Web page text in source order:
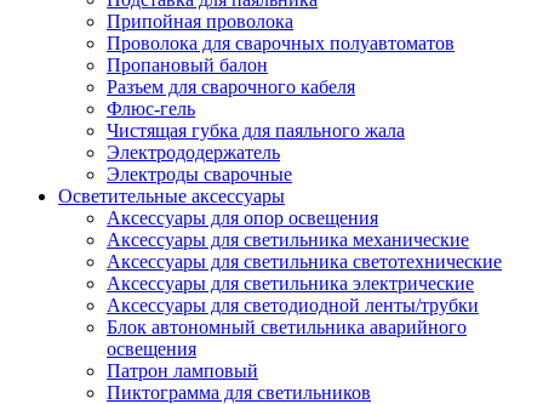
Припойная проволока
Проволока для сварочных полуавтоматов
Пропановый балон
Разъем для сварочного кабеля
Флюс-гель
Чистящая губка для паяльного жала
Электрододержатель
Электроды сварочные
Осветительные аксессуары
Аксессуары для опор освещения
Аксессуары для светильника механические
Аксессуары для светильника светотехнические
Аксессуары для светильника электрические
Аксессуары для светодиодной ленты/трубки
Блок автономный светильника аварийного
освещения
Патрон ламповый
Пиктограмма для светильников